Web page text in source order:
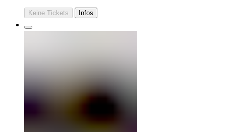
Keine Tickets Infos